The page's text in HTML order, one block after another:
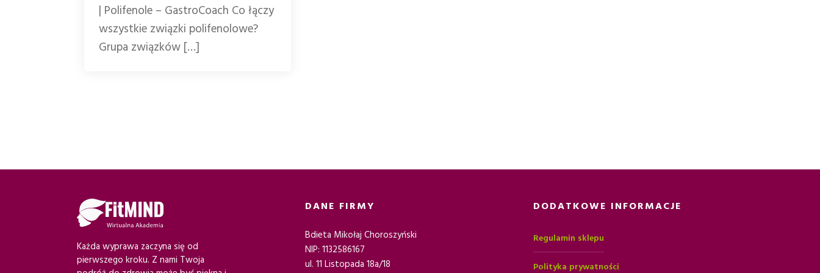
| Polifenole – GastroCoach Co łączy
wszystkie związki polifenolowe?
Grupa związków […]
Każda wyprawa zaczyna się od
pierwszego kroku. Z nami Twoja
DANE FIRMY
Bdieta Mikołaj Choroszyński
NIP: 1132586167
ul. 11 Listopada 18a/18
DODATKOWE INFORMACJE
Regulamin sklepu
Polityka prywatności